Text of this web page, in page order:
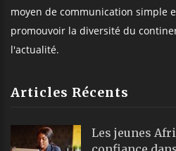
moyen de communication simple
promouvoir la diversité du
l'actualité.
Articles Récents
Les jeunes